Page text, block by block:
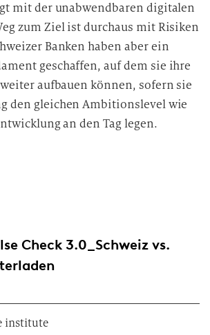
mit der unabwendbaren digitalen
zum Ziel ist durchaus mit Risiken
Banken haben aber ein
geschaffen, auf dem sie ihre
aufbauen können, sofern sie
den gleichen Ambitionslevel wie
an den Tag legen.
Check 3.0_Schweiz vs.
institute